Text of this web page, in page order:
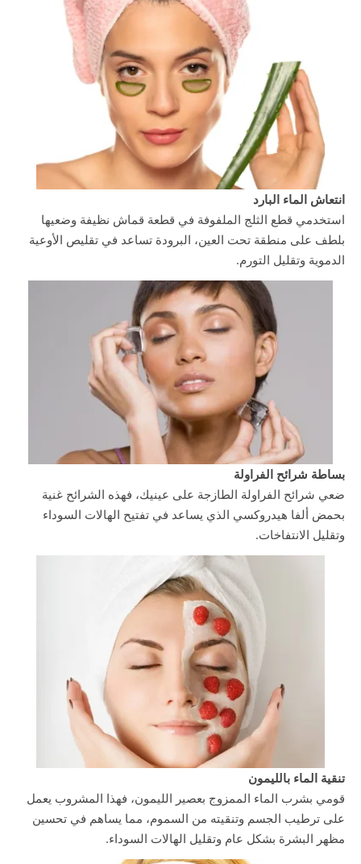
انتعاش الماء البارد
استخدمي قطع الثلج الملفوفة في قطعة قماش نظيفة وضعيها
بلطف على منطقة تحت العين، البرودة تساعد في تقليص الأوعية
الدموية وتقليل التورم.
بساطة شرائح الفراولة
ضعي شرائح الفراولة الطازجة على عينيك، فهذه الشرائح غنية
بحمض ألفا هيدروكسي الذي يساعد في تفتيح الهالات السوداء
وتقليل الانتفاخات.
تنقية الماء بالليمون
قومي بشرب الماء الممزوج بعصير الليمون، فهذا المشروب يعمل
على ترطيب الجسم وتنقيته من السموم، مما يساهم في تحسين
مظهر البشرة بشكل عام وتقليل الهالات السوداء.